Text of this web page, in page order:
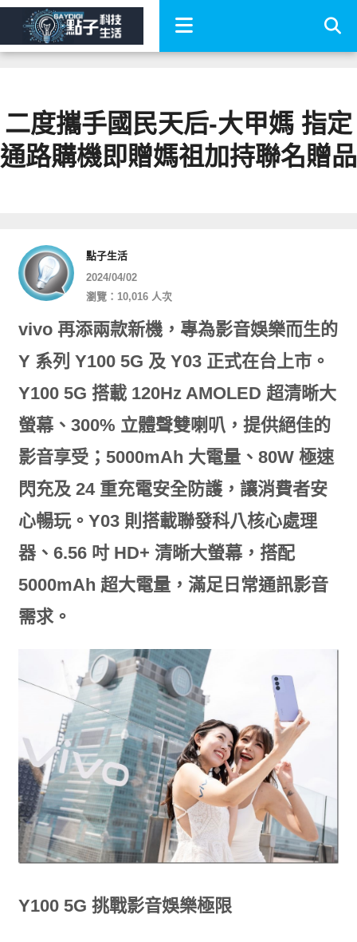
二度攜手國民天后-大甲媽 指定
通路購機即贈媽祖加持聯名贈品
點子生活
2024/04/02
瀏覽：10,016 人次
vivo 再添兩款新機，專為影音娛樂而生的
Y 系列 Y100 5G 及 Y03 正式在台上市。
Y100 5G 搭載 120Hz AMOLED 超清晰大
螢幕、300% 立體聲雙喇叭，提供絕佳的
影音享受；5000mAh 大電量、80W 極速
閃充及 24 重充電安全防護，讓消費者安
心暢玩。Y03 則搭載聯發科八核心處理
器、6.56 吋 HD+ 清晰大螢幕，搭配
5000mAh 超大電量，滿足日常通訊影音
需求。
Y100 5G 挑戰影音娛樂極限